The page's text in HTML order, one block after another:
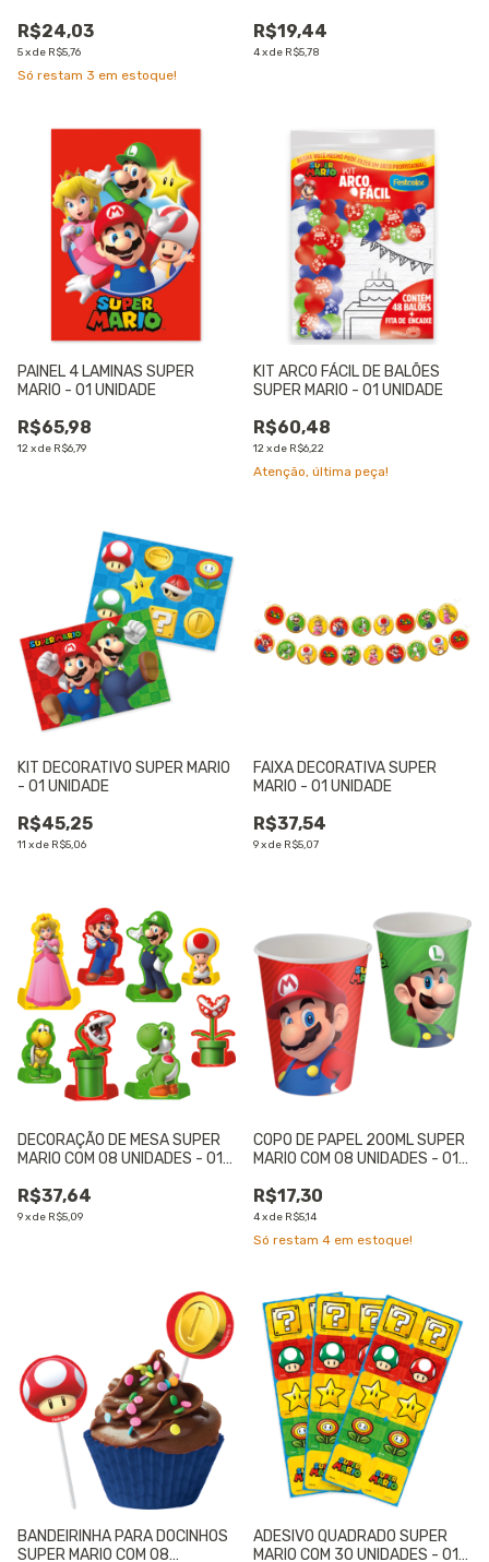
R$24,03
5xde R$5,76
Só restam 3 em estoque!
R$19,44
4xde R$5,78
PAINEL 4 LAMINAS SUPER
MARIO - 01 UNIDADE
R$65,98
12xde R$6,79
KIT ARCO FÁCIL DE BALÕES
SUPER MARIO - 01 UNIDADE
R$60,48
12xde R$6,22
Atenção, última peça!
KIT DECORATIVO SUPER MARIO
- 01 UNIDADE
R$45,25
11 xde R$5,06
FAIXA DECORATIVA SUPER
MARIO - 01 UNIDADE
R$37,54
9xde R$5,07
DECORAÇÃO DE MESA SUPER
MARIO COM 08 UNIDADES - 01
R$37,64
9xde R$5,09
COPO DE PAPEL 200ML SUPER
MARIO COM 08 UNIDADES - 01
R$17,30
4xde R$5,14
Só restam 4 em estoque!
BANDEIRINHA PARA DOCINHOS
SUPER MARIO COM 08
ADESIVO QUADRADO SUPER
MARIO COM 30 UNIDADES - 01